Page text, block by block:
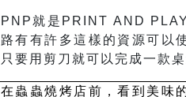
PNP 就是PRINT AND
路有有許多這樣的資源可以
只要用剪刀就可以完成一款
在蟲蟲燒烤店前，看到美味